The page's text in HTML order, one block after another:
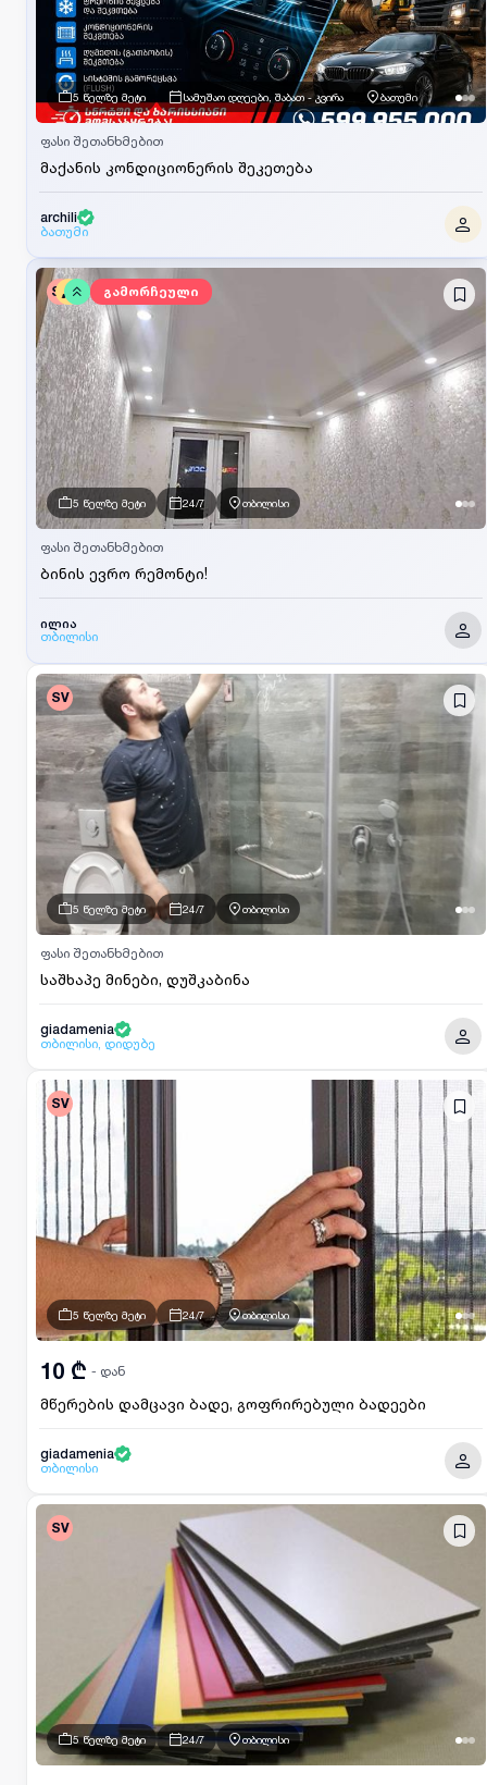
5 წელზე მეტი სამუშაო დღეები, შაბათ - კვირა ბათუმი
მაქანის კონდიციონერის შეკეთება
ფასი შეთანხმებით
archili
ბათუმი
SV გამორჩეული
5 წელზე მეტი 24/7 თბილისი
ბინის ევრო რემონტი!
ფასი შეთანხმებით
ილია
თბილისი
SV
5 წელზე მეტი 24/7 თბილისი
საშხაპე მინები, დუშკაბინა
ფასი შეთანხმებით
giadamenia
თბილისი, დიდუბე
SV
5 წელზე მეტი 24/7 თბილისი
მწერების დამცავი ბადე, გოფრირებული ბადეები
10 ₾ - დან
giadamenia
თბილისი
SV
5 წელზე მეტი 24/7 თბილისი